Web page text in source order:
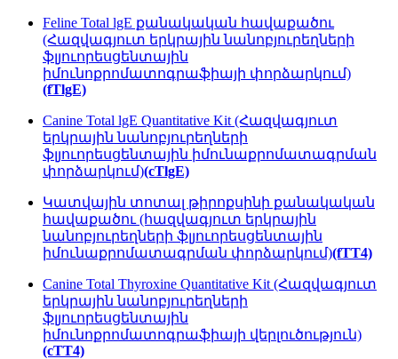
Feline Total lgE քանակական հավաքածու
(Հազվագյուտ երկրային նանոբյուրեղների
ֆլյուորեսցենտային
իմունոքրոմատոգրաֆիայի փորձարկում)
(fTlgE)
Canine Total lgE Quantitative Kit (Հազվագյուտ
երկրային նանոբյուրեղների
ֆլյուորեսցենտային իմունաքրոմատագրման
փորձարկում)(cTlgE)
Կատվային տոտալ թիրոքսինի քանակական
հավաքածու (հազվագյուտ երկրային
նանոբյուրեղների ֆլյուորեսցենտային
իմունաքրոմատագրման փորձարկում)(fTT4)
Canine Total Thyroxine Quantitative Kit (Հազվագյուտ
երկրային նանոբյուրեղների
ֆլյուորեսցենտային
իմունոքրոմատոգրաֆիայի վերլուծություն)
(cTT4)